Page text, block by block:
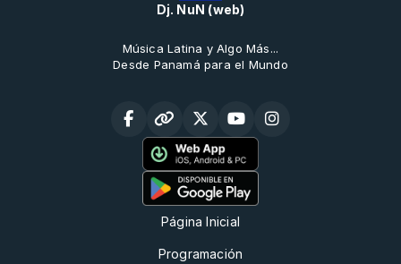
Dj. NuN (web)
Música Latina y Algo Más...
Desde Panamá para el Mundo
Página Inicial
Programación